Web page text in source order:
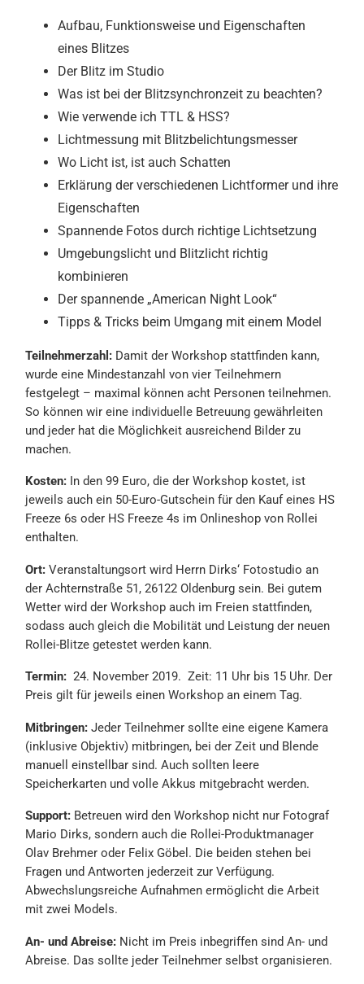
Aufbau, Funktionsweise und Eigenschaften
eines Blitzes
Der Blitz im Studio
Was ist bei der Blitzsynchronzeit zu beachten?
Wie verwende ich TTL & HSS?
Lichtmessung mit Blitzbelichtungsmesser
Wo Licht ist, ist auch Schatten
Erklärung der verschiedenen Lichtformer und ihre
Eigenschaften
Spannende Fotos durch richtige Lichtsetzung
Umgebungslicht und Blitzlicht richtig
kombinieren
Der spannende „American Night Look“
Tipps & Tricks beim Umgang mit einem Model
Teilnehmerzahl: Damit der Workshop stattfinden kann,
wurde eine Mindestanzahl von vier Teilnehmern
festgelegt – maximal können acht Personen teilnehmen.
So können wir eine individuelle Betreuung gewährleiten
und jeder hat die Möglichkeit ausreichend Bilder zu
machen.
Kosten: In den 99 Euro, die der Workshop kostet, ist
jeweils auch ein 50-Euro-Gutschein für den Kauf eines HS
Freeze 6s oder HS Freeze 4s im Onlineshop von Rollei
enthalten.
Ort: Veranstaltungsort wird Herrn Dirks‘ Fotostudio an
der Achternstraße 51, 26122 Oldenburg sein. Bei gutem
Wetter wird der Workshop auch im Freien stattfinden,
sodass auch gleich die Mobilität und Leistung der neuen
Rollei-Blitze getestet werden kann.
Termin: 24. November 2019. Zeit: 11 Uhr bis 15 Uhr. Der
Preis gilt für jeweils einen Workshop an einem Tag.
Mitbringen:Jeder Teilnehmer sollte eine eigene Kamera
(inklusive Objektiv) mitbringen, bei der Zeit und Blende
manuell einstellbar sind. Auch sollten leere
Speicherkarten und volle Akkus mitgebracht werden.
Support: Betreuen wird den Workshop nicht nur Fotograf
Mario Dirks, sondern auch die Rollei-Produktmanager
Olav Brehmer oder Felix Göbel. Die beiden stehen bei
Fragen und Antworten jederzeit zur Verfügung.
Abwechslungsreiche Aufnahmen ermöglicht die Arbeit
mit zwei Models.
An- und Abreise: Nicht im Preis inbegriffen sind An- und
Abreise. Das sollte jeder Teilnehmer selbst organisieren.